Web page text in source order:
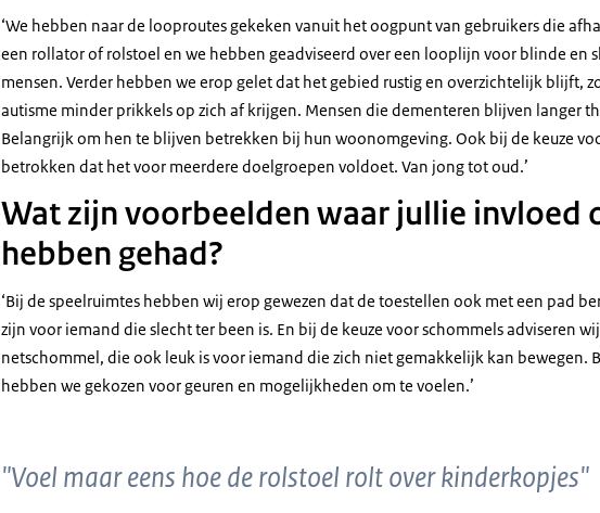
‘We hebben naar de looproutes gekeken vanuit het oogpunt van gebruikers die
een rollator of rolstoel en we hebben geadviseerd over een looplijn voor blinde en
mensen. Verder hebben we erop gelet dat het gebied rustig en overzichtelijk blijft,
autisme minder prikkels op zich af krijgen. Mensen die dementeren blijven langer
Belangrijk om hen te blijven betrekken bij hun woonomgeving. Ook bij de keuze
betrokken dat het voor meerdere doelgroepen voldoet. Van jong tot oud.’
Wat zijn voorbeelden waar jullie invloed
hebben gehad?
‘Bij de speelruimtes hebben wij erop gewezen dat de toestellen ook met een pad
zijn voor iemand die slecht ter been is. En bij de keuze voor schommels adviseren
netschommel, die ook leuk is voor iemand die zich niet gemakkelijk kan bewegen.
hebben we gekozen voor geuren en mogelijkheden om te voelen.’
"Voel maar eens hoe de rolstoel rolt over kinderkopjes"